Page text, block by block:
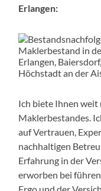
Erlangen:
Ich biete Ihnen weit
Maklerbestandes.
auf Vertrauen,
nachhaltigen
Erfahrung in der
erworben bei